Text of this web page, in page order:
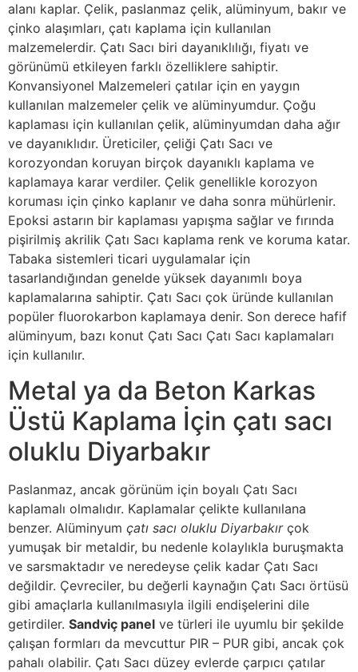
alanı kaplar. Çelik, paslanmaz çelik, alüminyum, bakır ve
çinko alaşımları, çatı kaplama için kullanılan
malzemelerdir. Çatı Sacı biri dayanıklılığı, fiyatı ve
görünümü etkileyen farklı özelliklere sahiptir.
Konvansiyonel Malzemeleri çatılar için en yaygın
kullanılan malzemeler çelik ve alüminyumdur. Çoğu
kaplaması için kullanılan çelik, alüminyumdan daha ağır
ve dayanıklıdır. Üreticiler, çeliği Çatı Sacı ve
korozyondan koruyan birçok dayanıklı kaplama ve
kaplamaya karar verdiler. Çelik genellikle korozyon
koruması için çinko kaplanır ve daha sonra mühürlenir.
Epoksi astarın bir kaplaması yapışma sağlar ve fırında
pişirilmiş akrilik Çatı Sacı kaplama renk ve koruma katar.
Tabaka sistemleri ticari uygulamalar için
tasarlandığından genelde yüksek dayanımlı boya
kaplamalarına sahiptir. Çatı Sacı çok üründe kullanılan
popüler fluorokarbon kaplamaya denir. Son derece hafif
alüminyum, bazı konut Çatı Sacı Çatı Sacı kaplamaları
için kullanılır.
Metal ya da Beton Karkas
Üstü Kaplama İçin çatı sacı
oluklu Diyarbakır
Paslanmaz, ancak görünüm için boyalı Çatı Sacı
kaplamalı olmalıdır. Kaplamalar çelikte kullanılana
benzer. Alüminyum çatı sacı oluklu Diyarbakırçok
yumuşak bir metaldir, bu nedenle kolaylıkla buruşmakta
ve sarsmaktadır ve neredeyse çelik kadar Çatı Sacı
değildir. Çevreciler, bu değerli kaynağın Çatı Sacı örtüsü
gibi amaçlarla kullanılmasıyla ilgili endişelerini dile
getirdiler. Sandviç panel ve türleri ile uyumlu bir şekilde
çalışan formları da mevcuttur PIR – PUR gibi, ancak çok
pahalı olabilir. Çatı Sacı düzey evlerde çarpıcı çatılar